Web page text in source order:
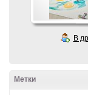
В
Метки